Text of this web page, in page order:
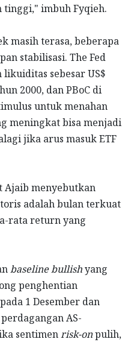
tinggi," imbuh Fyqieh.
masih terasa, beberapa
stabilisasi. The Fed
sebesar US$
2000, dan PBoC di
untuk menahan
meningkat bisa menjadi
jika arus masuk ETF
Ajaib menyebutkan
adalah bulan terkuat
rata return yang
baseline bullishyang
penghentian
1 Desember dan
AS-
sentimenrisk-onpulih,